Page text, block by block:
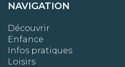
NAVIGATION
Découvrir
Enfance
Infos pratiques
Loisirs